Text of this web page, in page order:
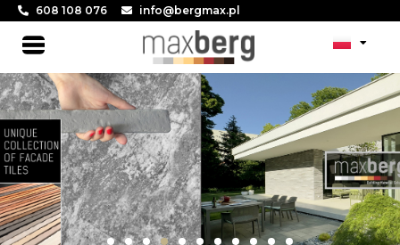
Skip
content
608 108 076 info@bergmax.pl
Main